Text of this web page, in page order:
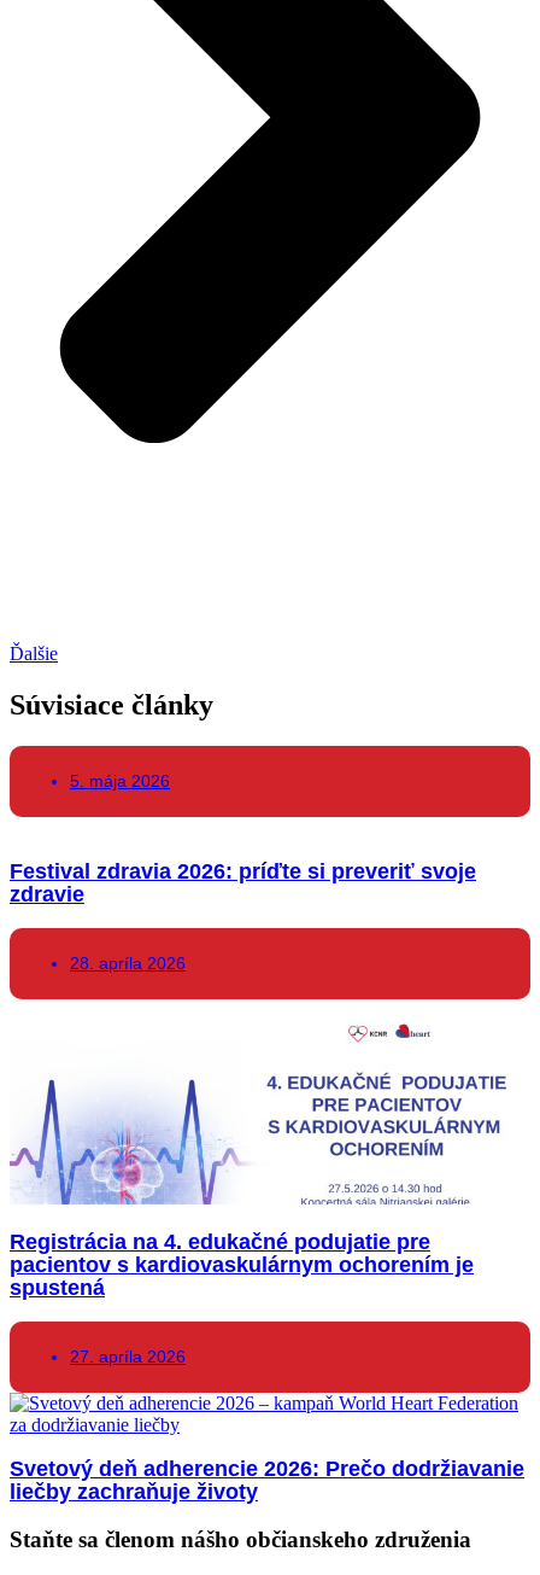
Ďalšie
Súvisiace články
5. mája 2026
Festival zdravia 2026: príďte si preveriť svoje
zdravie
28. apríla 2026
Registrácia na 4. edukačné podujatie pre
pacientov s kardiovaskulárnym ochorením je
spustená
27. apríla 2026
Svetový deň adherencie 2026: Prečo dodržiavanie
liečby zachraňuje životy
Staňte sa členom nášho občianskeho združenia